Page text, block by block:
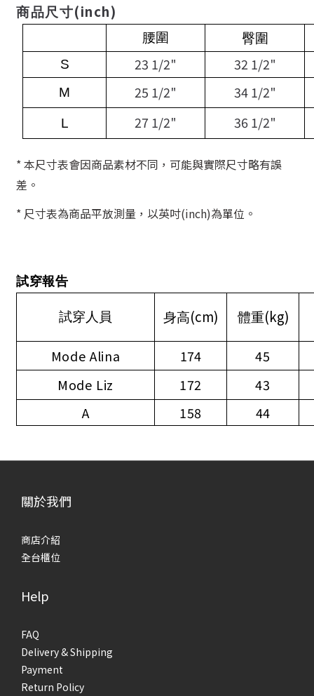
商品尺寸(inch)
腰圍
臀圍
S
23 1/2" 32 1/2"
M 25 1/2" 34 1/2"
L 27 1/2" 36 1/2"
* 本尺寸表會因商品素材不同，可能與實際尺寸略有誤
差。
* 尺寸表為商品平放測量，以英吋(inch)為單位。
試穿報告
試穿人員 身高(cm) 體重(kg)
Mode Alina 174
45
Mode Liz
172
43
A
158 44
關於我們
商店介紹
全台櫃位
Help
FAQ
Delivery & Shipping
Payment
Return Policy